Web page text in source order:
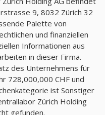
9, 8032 Zürich 32
Palette von
und finanziellen
Informationen aus
in dieser Firma.
des Unternehmens für
728,000,000 CHF und
ist Sonstiger
Zürich Holding
gefunden.